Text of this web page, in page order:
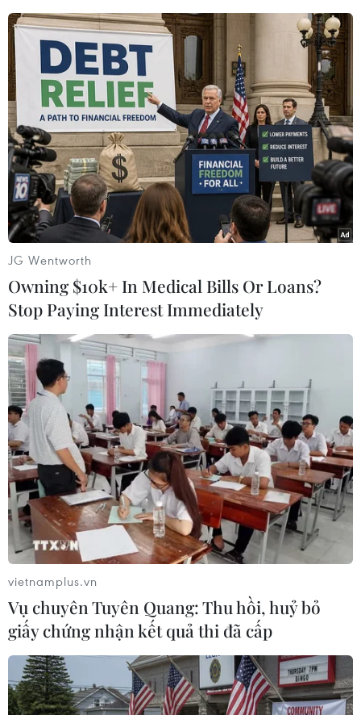
Lực lượng cứu hộ tiếp cận hiện trường vụ sạt lở núi tại Thủy điện
Rào Trăng 3. (Ảnh: TTXVN phát)
Lực lượng cứu hộ tiếp cận hiện trường vụ sạt lở núi tại Thủy điện
Rào Trăng 3. (Ảnh: TTXVN phát)
JG Wentworth
Owning $10k+ In Medical Bills Or Loans?
Stop Paying Interest Immediately
vietnamplus.vn
Vụ chuyên Tuyên Quang: Thu hồi, huỷ bỏ
giấy chứng nhận kết quả thi đã cấp